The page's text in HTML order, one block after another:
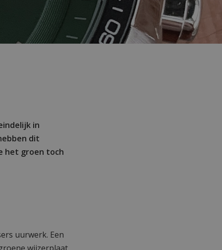
in
dit
het groen toch
uurwerk. Een